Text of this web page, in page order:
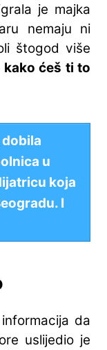
je majka
nemaju ni
štogod više
kako ćeš ti to
u
koja
I
da
uslijedio je